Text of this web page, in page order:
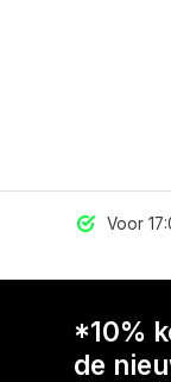
Voor
*10%
de